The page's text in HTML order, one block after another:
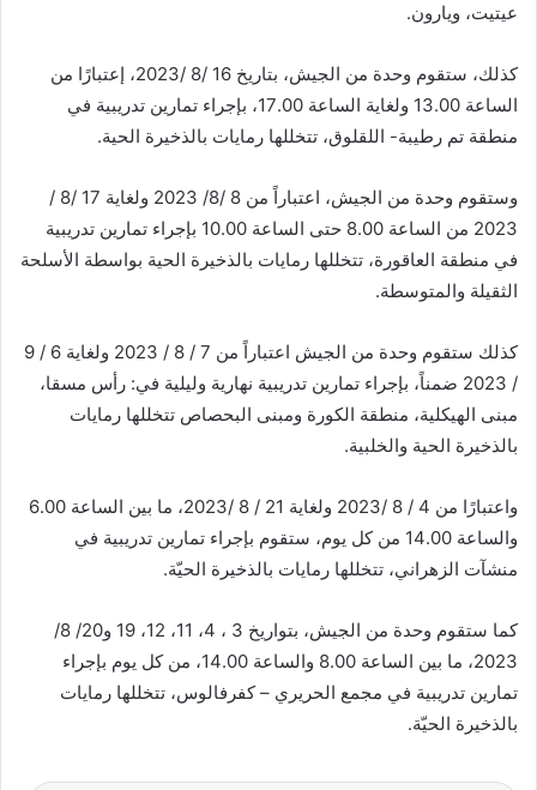
ر
ن
ي
ا
عيتيت، ويارون.
كذلك، ستقوم وحدة من الجيش، بتاريخ 16 /8 /2023، إعتبارًا من
الساعة 13.00 ولغاية الساعة 17.00، بإجراء تمارين تدريبية في
منطقة تم رطيبة- اللقلوق، تتخللها رمايات بالذخيرة الحية.
وستقوم وحدة من الجيش، اعتباراً من 8 /8/ 2023 ولغاية 17 /8 /
2023 من الساعة 8.00 حتى الساعة 10.00 بإجراء تمارين تدريبية
في منطقة العاقورة، تتخللها رمايات بالذخيرة الحية بواسطة الأسلحة
الثقيلة والمتوسطة.
كذلك ستقوم وحدة من الجيش اعتباراً من 7 / 8 / 2023 ولغاية 6 / 9
/ 2023 ضمناً، بإجراء تمارين تدريبية نهارية وليلية في: رأس مسقا،
مبنى الهيكلية، منطقة الكورة ومبنى البحصاص تتخللها رمايات
بالذخيرة الحية والخلبية.
واعتبارًا من 4 / 8 /2023 ولغاية 21 / 8 /2023، ما بين الساعة 6.00
والساعة 14.00 من كل يوم، ستقوم بإجراء تمارين تدريبية في
منشآت الزهراني، تتخللها رمايات بالذخيرة الحيّة.
كما ستقوم وحدة من الجيش، بتواريخ 3 ، 4، 11، 12، 19 و20/ 8/
2023، ما بين الساعة 8.00 والساعة 14.00، من كل يوم بإجراء
تمارين تدريبية في مجمع الحريري – كفرفالوس، تتخللها رمايات
بالذخيرة الحيّة.